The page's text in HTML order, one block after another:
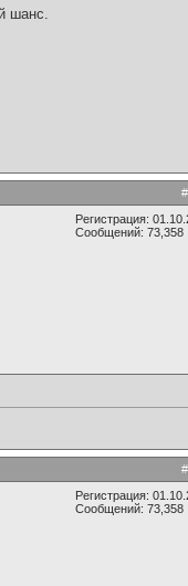
шанс.
#
Регистрация:
Сообщений: 73,358
#
Регистрация:
Сообщений: 73,358